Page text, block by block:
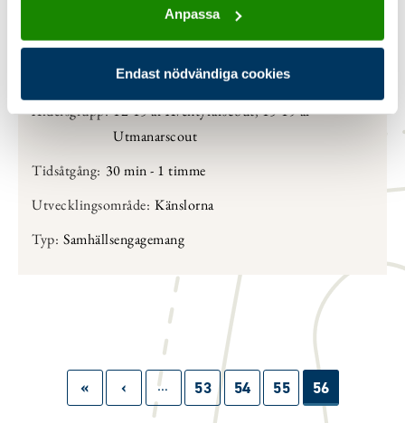
Anpassa
Endast nödvändiga cookies
1-8 pers,8-15 pers,16 eller fler
Åldersgrupp: 12-15 år Äventyrarscout,15-19 år
Utmanarscout
Tidsåtgång: 30 min - 1 timme
Utvecklingsområde: Känslorna
Typ: Samhällsengagemang
Paginering
First
page
«
Föregående
sida
‹ … Sida
53 Sida
54 Sida
55 Sida
56